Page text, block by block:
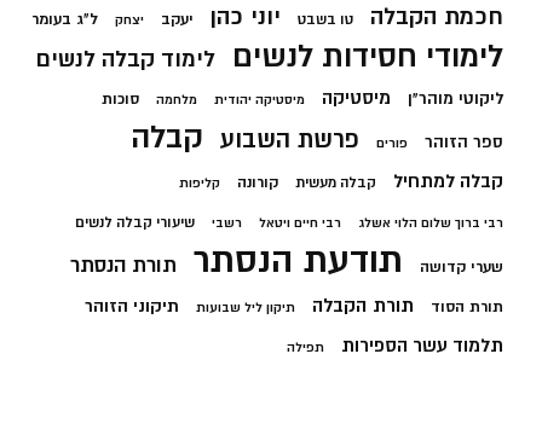
חכמת הקבלה טו בשבט יוני כהן יעקב יצחק ל"ג בעומר
לימודי חסידות לנשים לימוד קבלה לנשים
ליקוטי מוהר"ן מיסטיקה מיסטיקה יהודית מלחמה סוכות
ספר הזוהר פורים פרשת השבוע קבלה
קבלה למתחיל קבלה מעשית קורונה קליפות
רבי ברוך שלום הלוי אשלג רבי חיים ויטאל רשבי שיעורי קבלה לנשים
שערי קדושה תודעת הנסתר תורת הנסתר
תורת הסוד תורת הקבלה תיקון ליל שבועות תיקוני הזוהר
תלמוד עשר הספירות תפילה